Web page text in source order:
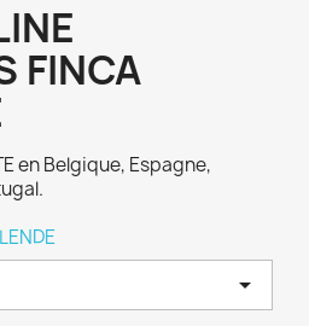
FINCA
en Belgique, Espagne,
